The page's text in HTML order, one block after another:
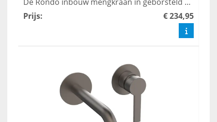
Prijs: € 234,95